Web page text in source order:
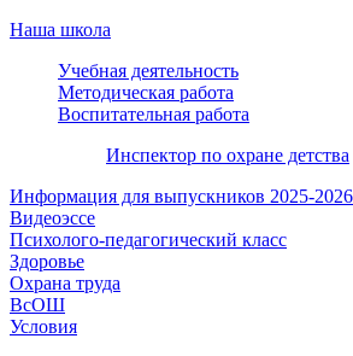
Наша школа
Учебная деятельность
Методическая работа
Воспитательная работа
Инспектор по охране детства
Информация для выпускников 2025-2026
Видеоэссе
Психолого-педагогический класс
Здоровье
Охрана труда
ВсОШ
Условия